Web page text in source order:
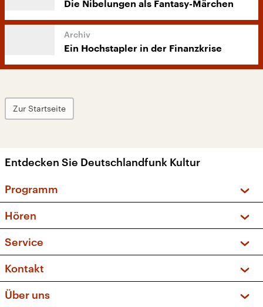
Die Nibelungen als Fantasy-Märchen
Ein Hochstapler in der Finanzkrise
Zur Startseite
Entdecken Sie Deutschlandfunk Kultur
Programm
Sendungen und Podcasts
Musikliste
Kakadu – Das Kinderprogramm
Hören
Frequenzen (UKW + DAB+)
Service
FAQ
Apps
Newsletter
Kontakt
Über uns